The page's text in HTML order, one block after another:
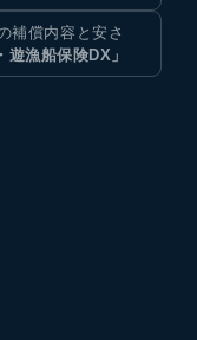
補償内容と安さ
遊漁船保険DX」